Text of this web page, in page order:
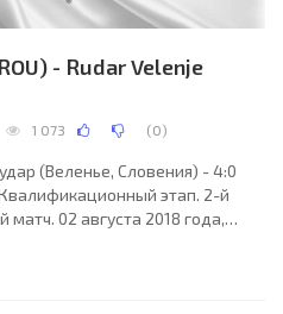
- Rudar Velenje
1 073 (0)
(Веленье, Словения) - 4:0
этап. 2-й
02 августа 2018 года,
Националэ". 7030 зрителей